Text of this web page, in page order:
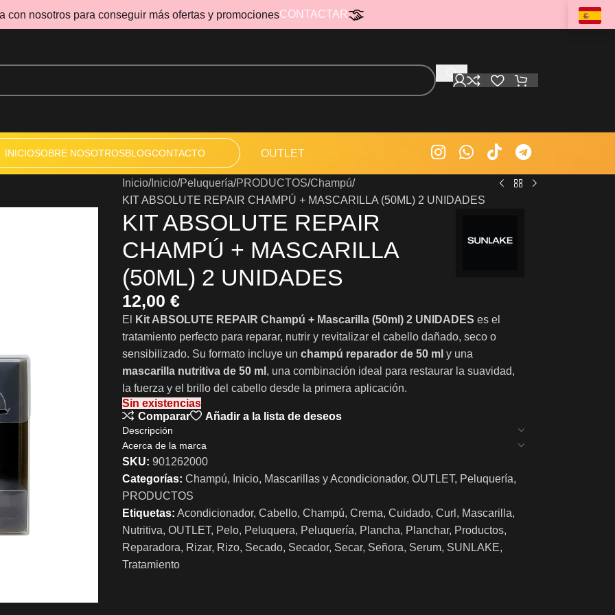
con nosotros para conseguir más ofertas y promocionesCONTACTAR
INICIOSOBRE NOSOTROSBLOGCONTACTO OUTLET
Inicio Inicio Peluquería PRODUCTOS Champú
KIT ABSOLUTE REPAIR CHAMPÚ + MASCARILLA (50ML) 2 UNIDADES
KIT ABSOLUTE REPAIR
CHAMPÚ + MASCARILLA
(50ML) 2 UNIDADES
12,00 €
El Kit ABSOLUTE REPAIR Champú + Mascarilla (50ml) 2 UNIDADES es el
tratamiento perfecto para reparar, nutrir y revitalizar el cabello dañado, seco o
sensibilizado. Su formato incluye un champú reparador de 50 ml y una
mascarilla nutritiva de 50 ml , una combinación ideal para restaurar la suavidad,
la fuerza y el brillo del cabello desde la primera aplicación.
Sin existencias
Comparar
Añadir a la lista de deseos
Descripción
Acerca de la marca
SKU: 901262000
Categorías: Champú, Inicio, Mascarillas y Acondicionador, OUTLET, Peluquería,
PRODUCTOS
Etiquetas: Acondicionador, Cabello, Champú, Crema, Cuidado, Curl , Mascarilla,
Nutritiva, OUTLET, Pelo, Peluquera, Peluquería, Plancha, Planchar, Productos,
Reparadora, Rizar, Rizo, Secado, Secador, Secar, Señora, Serum, SUNLAKE,
Tratamiento